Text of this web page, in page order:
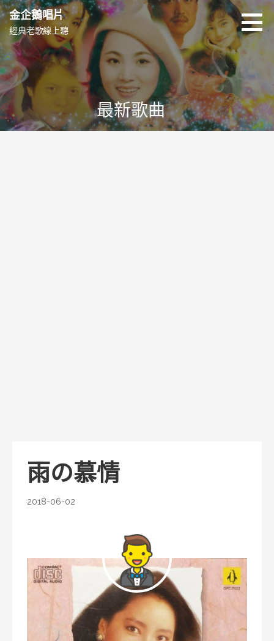
跳
至
主
要
內
容
金企鵝唱片
經典老歌線上聽
最新歌曲
雨の慕情
2018-06-02